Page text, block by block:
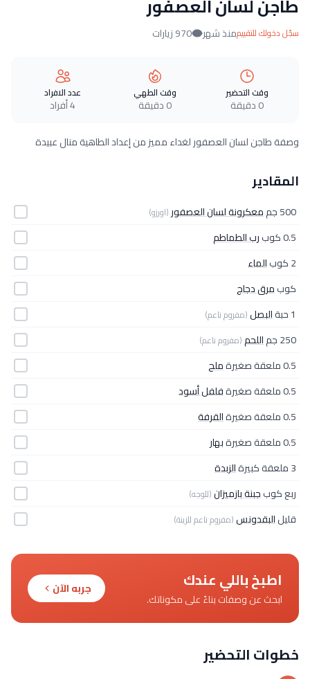
طاجن لسان العصفور
سجّل دخولك للتقييممنذ شهر 970 زيارات
وقت التحضير
0 دقيقة
وقت الطهي
0 دقيقة
عدد الافراد
4 أفراد
وصفة طاجن لسان العصفور لغداء مميز من إعداد الطاهية منال عبيدة
المقادير
500 جم معكرونة لسان العصفور (اورزو)
0.5 كوب
رب الطماطم
2 كوب
الماء
كوبمرق دجاج
1 حبة
البصل(مفروم ناعم)
250 جم اللحم(مفروم ناعم)
0.5 ملعقة صغيرة
ملح
0.5 ملعقة صغيرة
فلفل أسود
0.5 ملعقة صغيرة
القرفة
0.5 ملعقة صغيرة
بهار
3 ملعقة كبيرة
الزبدة
ربع كوبجبنة بازميزان(للوجه)
قليلالبقدونس(مفروم ناعم للزينة)
اطبخ باللي عندك
ابحث عن وصفات بناءً على مكوناتك.
جربه الآن
خطوات التحضير